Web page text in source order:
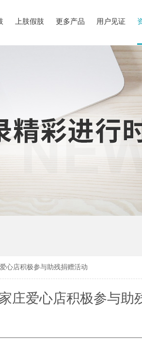
上肢假肢 更多产品 用户见证
心店积极参与助残捐赠活动
庄爱心店积极参与助